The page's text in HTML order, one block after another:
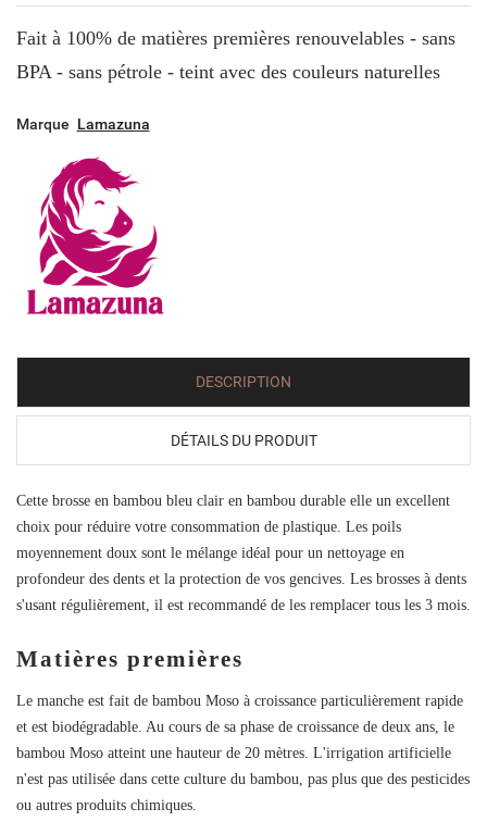
Fait à 100% de matières premières renouvelables - sans
BPA - sans pétrole - teint avec des couleurs naturelles
Marque Lamazuna
DESCRIPTION
DÉTAILS DU PRODUIT
Cette brosse en bambou bleu clair en bambou durable elle un excellent
choix pour réduire votre consommation de plastique. Les poils
moyennement doux sont le mélange idéal pour un nettoyage en
profondeur des dents et la protection de vos gencives. Les brosses à dents
s'usant régulièrement, il est recommandé de les remplacer tous les 3 mois.
Matières premières
Le manche est fait de bambou Moso à croissance particulièrement rapide
et est biodégradable. Au cours de sa phase de croissance de deux ans, le
bambou Moso atteint une hauteur de 20 mètres. L'irrigation artificielle
n'est pas utilisée dans cette culture du bambou, pas plus que des pesticides
ou autres produits chimiques.